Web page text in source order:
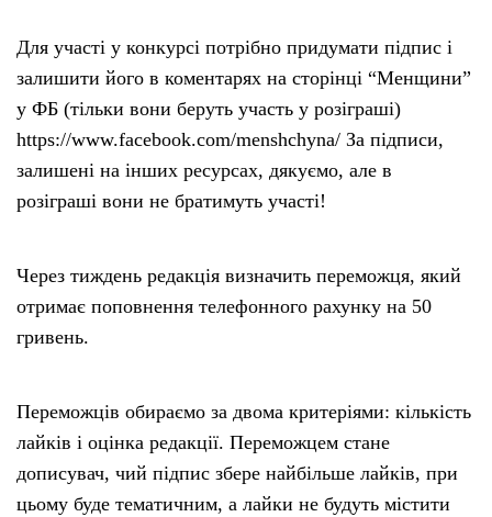
Для участі у конкурсі потрібно придумати підпис і
залишити його в коментарях на сторінці “Менщини”
у ФБ (тільки вони беруть участь у розіграші)
https://www.facebook.com/menshchyna/ За підписи,
залишені на інших ресурсах, дякуємо, але в
розіграші вони не братимуть участі!
Через тиждень редакція визначить переможця, який
отримає поповнення телефонного рахунку на 50
гривень.
Переможців обираємо за двома критеріями: кількість
лайків і оцінка редакції. Переможцем стане
дописувач, чий підпис збере найбільше лайків, при
цьому буде тематичним, а лайки не будуть містити